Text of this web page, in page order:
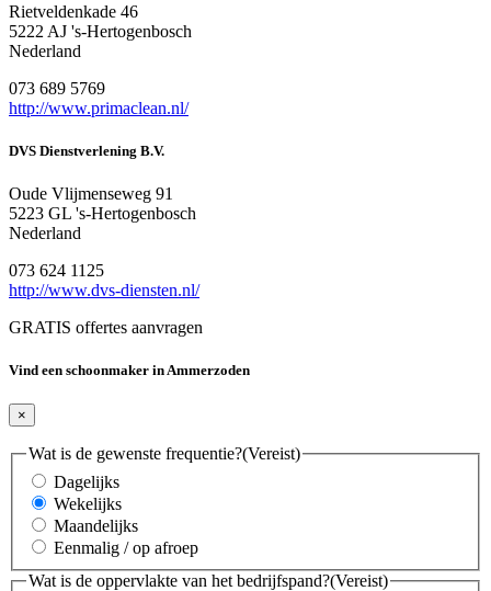
Rietveldenkade 46
5222 AJ 's-Hertogenbosch
Nederland
073 689 5769
http://www.primaclean.nl/
DVS Dienstverlening B.V.
Oude Vlijmenseweg 91
5223 GL 's-Hertogenbosch
Nederland
073 624 1125
http://www.dvs-diensten.nl/
GRATIS offertes aanvragen
Vind een schoonmaker in Ammerzoden
×
Wat is de gewenste frequentie?(Vereist)
Dagelijks
Wekelijks
Maandelijks
Eenmalig / op afroep
Wat is de oppervlakte van het bedrijfspand?(Vereist)